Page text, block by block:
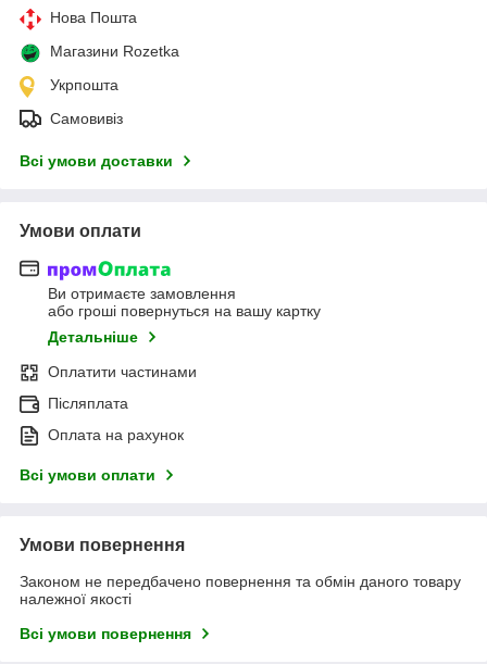
Нова Пошта
Магазини Rozetka
Укрпошта
Самовивіз
Всі умови доставки
Умови оплати
Ви отримаєте замовлення
або гроші повернуться на вашу картку
Детальніше
Оплатити частинами
Післяплата
Оплата на рахунок
Всі умови оплати
Умови повернення
Законом не передбачено повернення та обмін даного товару
належної якості
Всі умови повернення